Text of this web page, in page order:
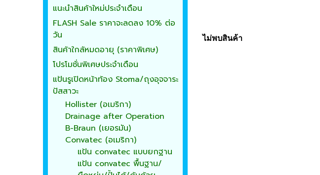
ไม่พบสินค้า
แนะนำสินค้าใหม่ประจำเดือน
FLASH Sale ราคาจะลดลง 10% ต่อ
วัน
สินค้าใกล้หมดอายุ (ราคาพิเศษ)
โปรโมชั่นพิเศษประจำเดือน
แป้นรูเปิดหน้าท้อง Stoma/ถุงอุจจาระ
ปัสสาวะ
Hollister (อเมริกา)
Drainage after Operation
B-Braun (เยอรมัน)
Convatec (อเมริกา)
แป้น convatec แบบยกฐาน
แป้น convatec พื้นฐาน/